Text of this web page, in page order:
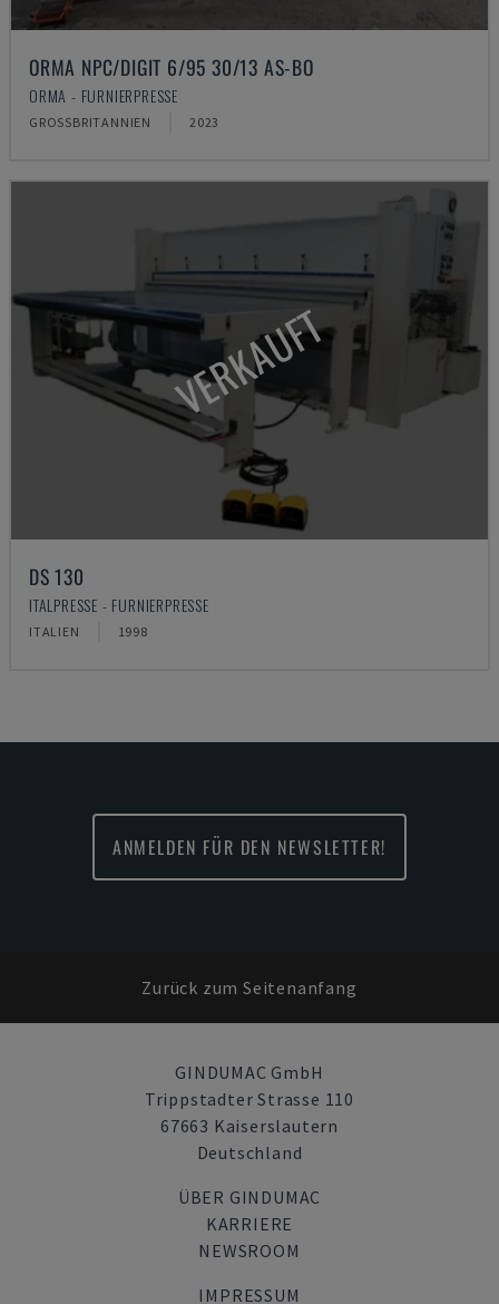
ORMA NPC/DIGIT 6/95 30/13 AS-BO
ORMA - FURNIERPRESSE
GROSSBRITANNIEN 2023
VERKAUFT
DS 130
ITALPRESSE - FURNIERPRESSE
ITALIEN 1998
ANMELDEN FÜR DEN NEWSLETTER!
Zurück zum Seitenanfang
GINDUMAC GmbH
Trippstadter Strasse 110
67663 Kaiserslautern
Deutschland
ÜBER GINDUMAC
KARRIERE
NEWSROOM
IMPRESSUM